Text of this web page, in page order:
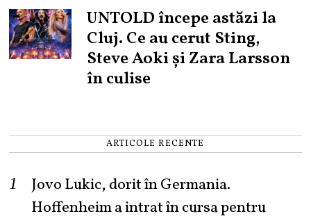
UNTOLD începe astăzi la
Cluj. Ce au cerut Sting,
Steve Aoki și Zara Larsson
în culise
ARTICOLE RECENTE
Jovo Lukic, dorit în Germania.
Hoffenheim a intrat în cursa pentru